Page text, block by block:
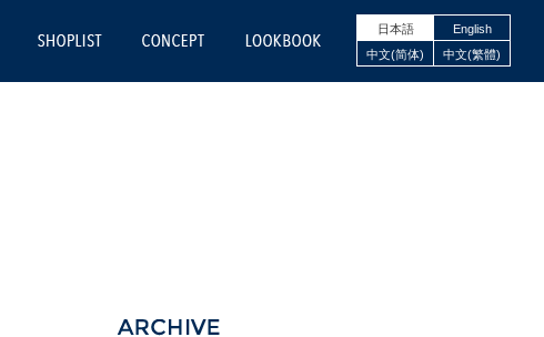
ONLINE STORE SHOPLIST CONCEPT LOOKBOOK
日本語
English
中文(简体)
中文(繁體)